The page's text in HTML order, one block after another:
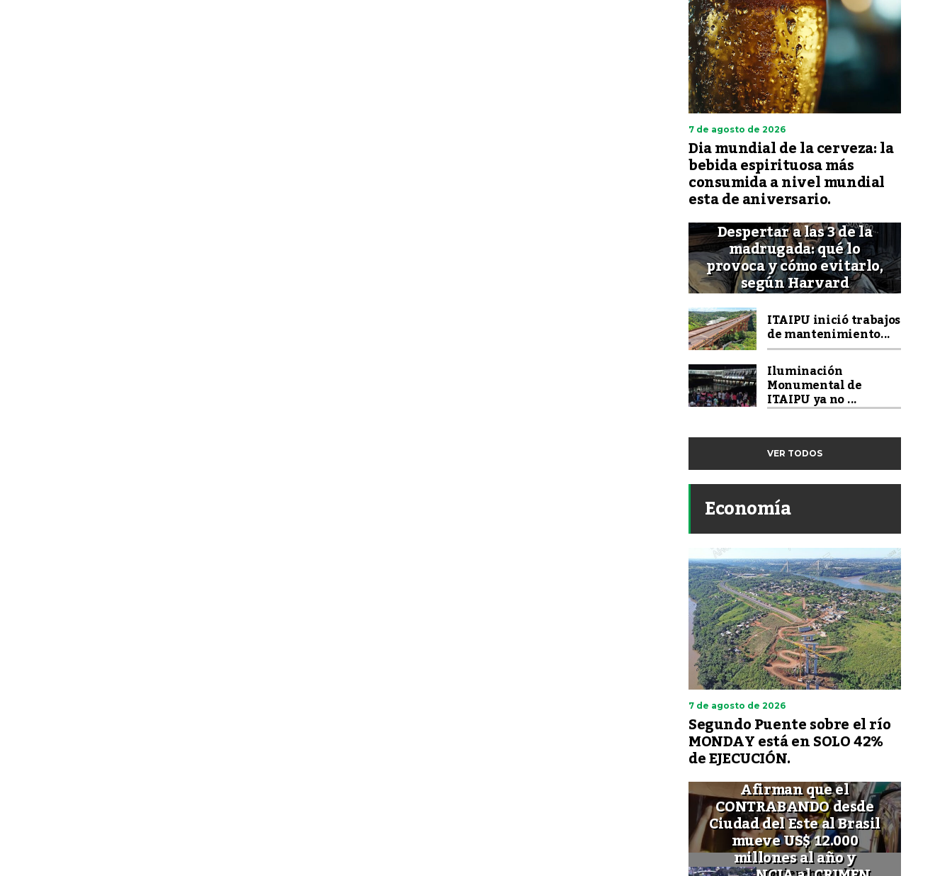
7 de agosto de 2026
Dia mundial de la cerveza: la
bebida espirituosa más
consumida a nivel mundial
esta de aniversario.
Despertar a las 3 de la
madrugada: qué lo
provoca y cómo evitarlo,
según Harvard
ITAIPU inició trabajos
de mantenimiento...
Iluminación
Monumental de
ITAIPU ya no ...
VER TODOS
Economía
7 de agosto de 2026
Segundo Puente sobre el río
MONDAY está en SOLO 42%
de EJECUCIÓN.
Afirman que el
CONTRABANDO desde
Ciudad del Este al Brasil
mueve US$ 12.000
millones al año y